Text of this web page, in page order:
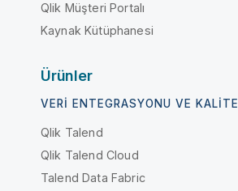
Qlik Müşteri Portalı
Kaynak Kütüphanesi
Ürünler
VERI ENTEGRASYONU VE KALITE
Qlik Talend
Qlik Talend Cloud
Talend Data Fabric